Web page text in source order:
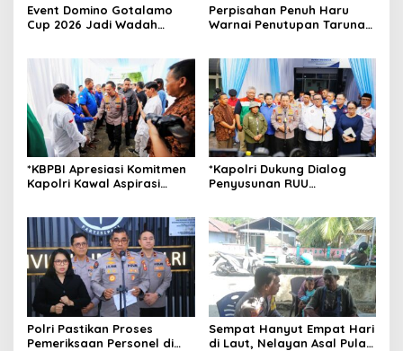
Event Domino Gotalamo
Cup 2026 Jadi Wadah
Morotai
Perpisahan Penuh Haru
Warnai Penutupan Taruna
*KBPBI Apresiasi Komitmen
Kapolri Kawal Aspirasi
*Kapolri Dukung Dialog
Penyusunan RUU
Polri Pastikan Proses
Pemeriksaan Personel di
Sempat Hanyut Empat Hari
di Laut, Nelayan Asal Pulau